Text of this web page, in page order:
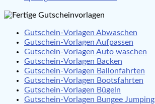
Gutschein-Vorlagen Abwaschen
Gutschein-Vorlagen Aufpassen
Gutschein-Vorlagen Auto waschen
Gutschein-Vorlagen Backen
Gutschein-Vorlagen Ballonfahrten
Gutschein-Vorlagen Bootsfahrten
Gutschein-Vorlagen Bügeln
Gutschein-Vorlagen Bungee Jumping